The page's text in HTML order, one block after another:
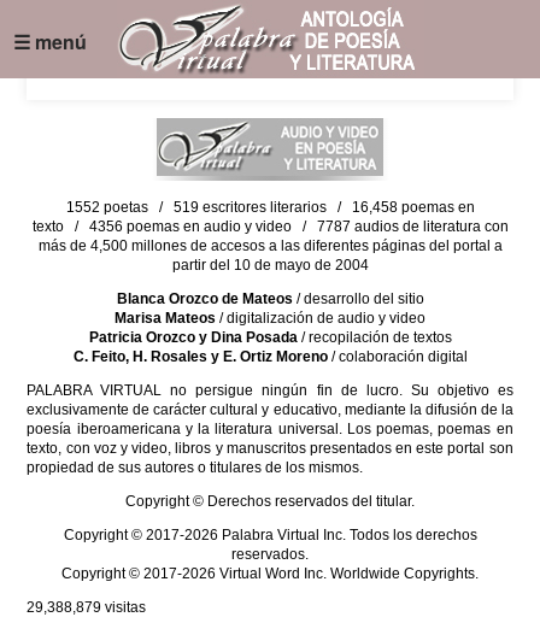
☰ menú
1552 poetas / 519 escritores literarios / 16,458 poemas en
texto / 4356 poemas en audio y video / 7787 audios de literatura con
más de 4,500 millones de accesos a las diferentes páginas del portal a
partir del 10 de mayo de 2004
Blanca Orozco de Mateos / desarrollo del sitio
Marisa Mateos / digitalización de audio y video
Patricia Orozco y Dina Posada/ recopilación de textos
C. Feito, H. Rosales y E. Ortiz Moreno/ colaboración digital
PALABRA VIRTUAL no persigue ningún fin de lucro. Su objetivo es
exclusivamente de carácter cultural y educativo, mediante la difusión de la
poesía iberoamericana y la literatura universal. Los poemas, poemas en
texto, con voz y video, libros y manuscritos presentados en este portal son
propiedad de sus autores o titulares de los mismos.
Copyright © Derechos reservados del titular.
Copyright © 2017-2026 Palabra Virtual Inc. Todos los derechos
reservados.
Copyright © 2017-2026 Virtual Word Inc. Worldwide Copyrights.
29,388,879 visitas